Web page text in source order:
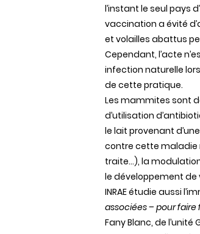
l’instant le seul pays
vaccination a évité
et volailles abattus
Cependant, l’acte
infection naturelle
de cette pratique.
Les mammites sont
d’utilisation
le lait provenant
contre cette maladie
traite…), la
le développement de
INRAE étudie aussi
associées – pour faire
Fany Blanc, de